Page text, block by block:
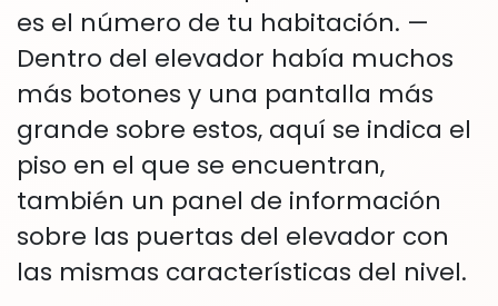
es el número de tu habitación. —
Dentro del elevador había muchos
más botones y una pantalla más
grande sobre estos, aquí se indica el
piso en el que se encuentran,
también un panel de información
sobre las puertas del elevador con
las mismas características del nivel.